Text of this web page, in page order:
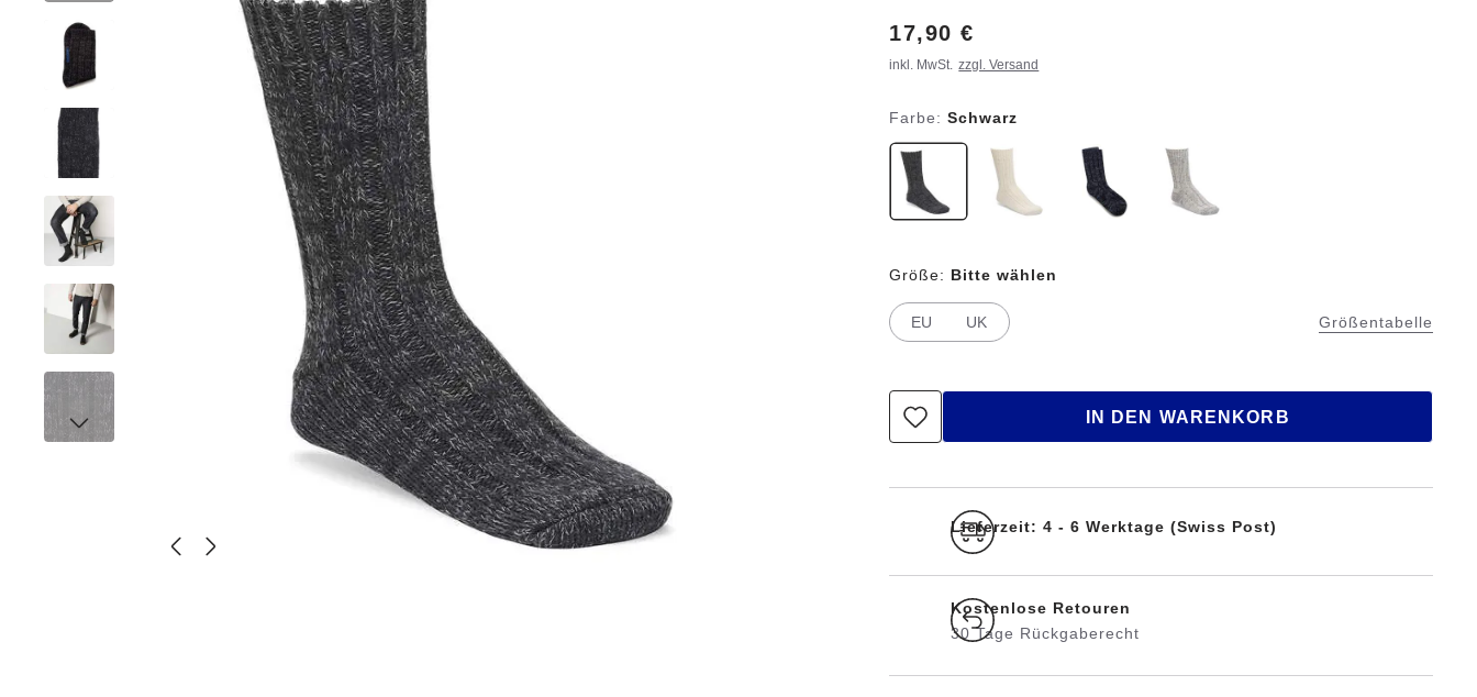
Price:
17,90 €
inkl. MwSt. zzgl. Versand
Farbe:Schwarz
Größentabelle
Größe: Bitte wählen
EU UK
IN DEN WARENKORB
Lieferzeit: 4 - 6 Werktage (Swiss Post)
Kostenlose Retouren
30 Tage Rückgaberecht